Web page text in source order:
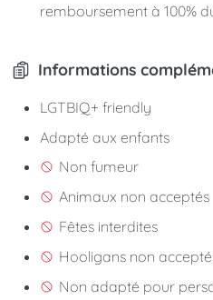
remboursement à 100%
Informations
LGTBIQ+ friendly
Adapté aux enfants
Non fumeur
Animaux non acceptés
Fêtes interdites
Hooligans non
Non adapté pour